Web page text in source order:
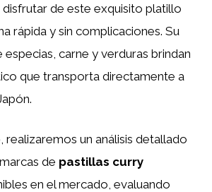
de este exquisito platillo
rápida y sin complicaciones. Su
carne y verduras brindan
que transporta directamente a
realizaremos un análisis detallado
de pastillas curry
en el mercado, evaluando